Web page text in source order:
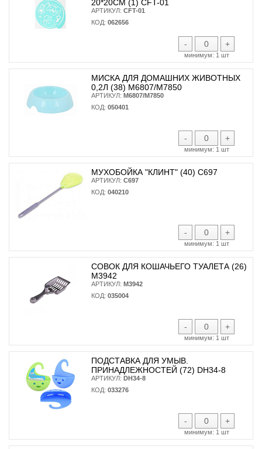
20*20СМ (1) CFT-01
АРТИКУЛ: CFT-01
КОД: 062656
- +
минимум: 1 шт
МИСКА ДЛЯ ДОМАШНИХ ЖИВОТНЫХ
0,2Л (38) М6807/М7850
АРТИКУЛ: М6807/М7850
КОД: 050401
- +
минимум: 1 шт
МУХОБОЙКА "КЛИНТ" (40) С697
АРТИКУЛ: С697
КОД: 040210
- +
минимум: 1 шт
СОВОК ДЛЯ КОШАЧЬЕГО ТУАЛЕТА (26)
М3942
АРТИКУЛ: М3942
КОД: 035004
- +
минимум: 1 шт
ПОДСТАВКА ДЛЯ УМЫВ.
ПРИНАДЛЕЖНОСТЕЙ (72) DH34-8
АРТИКУЛ: DH34-8
КОД: 033276
- +
минимум: 1 шт